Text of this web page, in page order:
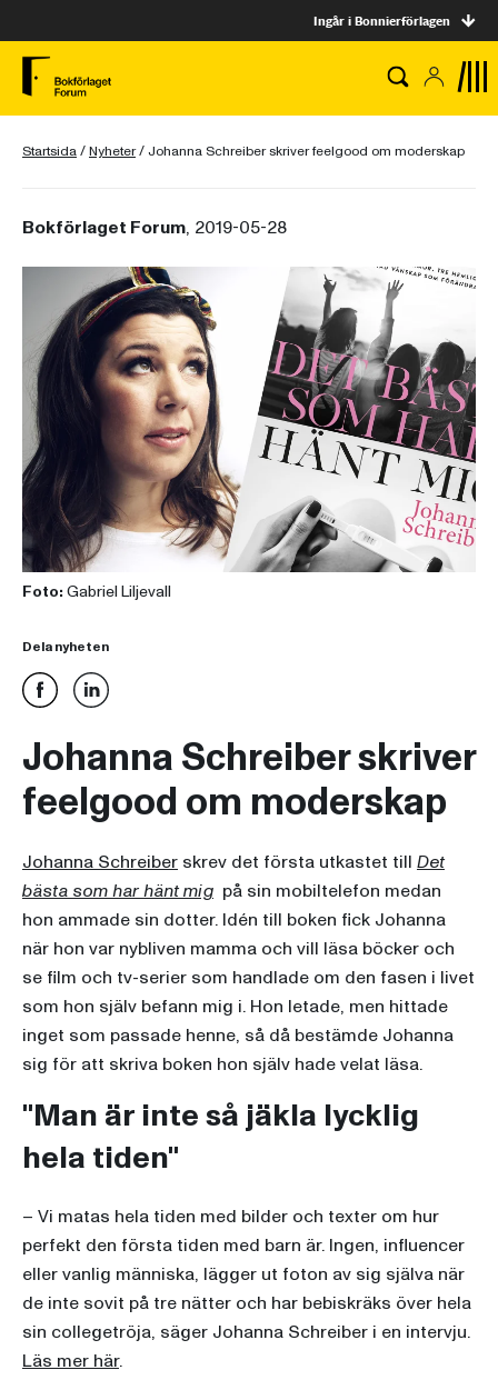
Ingår i Bonnierförlagen
Startsida/Nyheter/Johanna Schreiber skriver feelgood om moderskap
Bokförlaget Forum, 2019-05-28
Foto: Gabriel Liljevall
Dela nyheten
Johanna Schreiber skriver
feelgood om moderskap
Johanna Schreiber skrev det första utkastet till Det
bästa som har hänt mig på sin mobiltelefon medan
hon ammade sin dotter. Idén till boken fick Johanna
när hon var nybliven mamma och vill läsa böcker och
se film och tv-serier som handlade om den fasen i livet
som hon själv befann mig i. Hon letade, men hittade
inget som passade henne, så då bestämde Johanna
sig för att skriva boken hon själv hade velat läsa.
"Man är inte så jäkla lycklig
hela tiden"
– Vi matas hela tiden med bilder och texter om hur
perfekt den första tiden med barn är. Ingen, influencer
eller vanlig människa, lägger ut foton av sig själva när
de inte sovit på tre nätter och har bebiskräks över hela
sin collegetröja, säger Johanna Schreiber i en intervju.
Läs mer här.